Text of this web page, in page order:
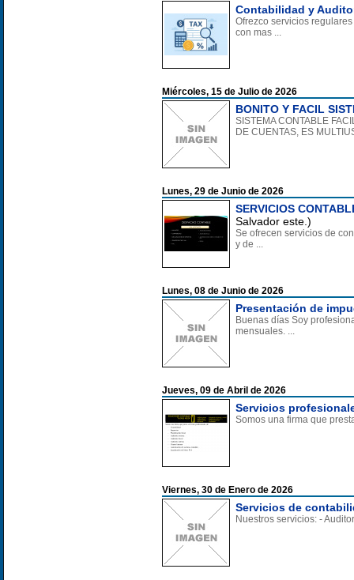
Contabilidad y
Ofrezco servicios
con mas ...
Miércoles, 15 de Julio de 2026
BONITO Y FACIL
SISTEMA CONTABLE
DE CUENTAS, ES
Lunes, 29 de Junio de 2026
SERVICIOS
Salvador este.)
Se ofrecen servicios de
y de ...
Lunes, 08 de Junio de 2026
Presentación de
Buenas días Soy
mensuales. ...
Jueves, 09 de Abril de 2026
Servicios
Somos una firma que
Viernes, 30 de Enero de 2026
Servicios de
Nuestros servicios: -